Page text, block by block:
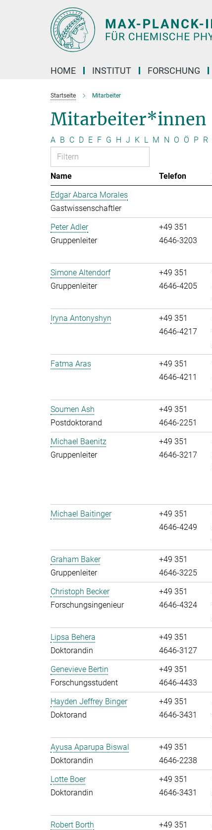
HOME INSTITUT FORSCHUNG
Startseite Mitarbeiter
Mitarbeiter*innen
A B C D E F G H J K L M N O Ö P R
Name Telefon
Edgar Abarca Morales
Gastwissenschaftler
Peter Adler
Gruppenleiter
+49 351
4646-3203
Simone Altendorf
Gruppenleiter
+49 351
4646-4205
Iryna Antonyshyn
+49 351
4646-4217
Fatma Aras
+49 351
4646-4211
Soumen Ash
Postdoktorand
+49 351
4646-2251
Michael Baenitz
Gruppenleiter
+49 351
4646-3217
Michael Baitinger
+49 351
4646-4249
Graham Baker
Gruppenleiter
+49 351
4646-3225
Christoph Becker
Forschungsingenieur
+49 351
4646-4324
Lipsa Behera
Doktorandin
+49 351
4646-3127
Genevieve Bertin
Forschungsstudent
+49 351
4646-4433
Hayden Jeffrey Binger
Doktorand
+49 351
4646-3431
Ayusa Aparupa Biswal
Doktorandin
+49 351
4646-2238
Lotte Boer
Doktorandin
+49 351
4646-3431
Robert Borth
+49 351